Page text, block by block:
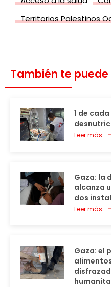
Territorios Palestinos
También te
1 de
Leer más
Gaza: la
alcanza
dos
Leer más
Gaza: el